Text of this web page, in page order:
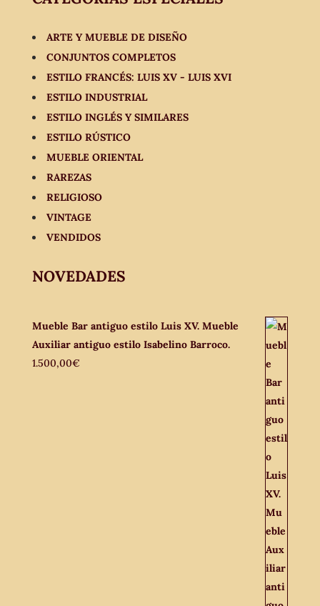
ARTE Y MUEBLE DE DISEÑO
CONJUNTOS COMPLETOS
ESTILO FRANCÉS: LUIS XV - LUIS XVI
ESTILO INDUSTRIAL
ESTILO INGLÉS Y SIMILARES
ESTILO RÚSTICO
MUEBLE ORIENTAL
RAREZAS
RELIGIOSO
VINTAGE
VENDIDOS
NOVEDADES
Mueble Bar antiguo estilo Luis XV. Mueble
Auxiliar antiguo estilo Isabelino Barroco.
1.500,00€